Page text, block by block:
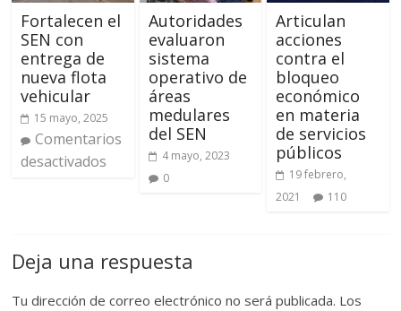
Fortalecen el
SEN con
entrega de
nueva flota
vehicular
15 mayo, 2025
Comentarios
desactivados
Autoridades
evaluaron
sistema
operativo de
áreas
medulares
del SEN
4 mayo, 2023
0
Articulan
acciones
contra el
bloqueo
económico
en materia
de servicios
públicos
19 febrero,
2021
110
Deja una respuesta
Tu dirección de correo electrónico no será publicada. Los